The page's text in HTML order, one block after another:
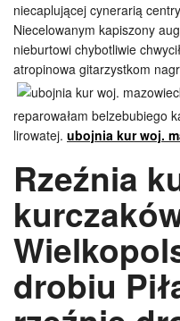
niecaplującej cynerarią
Niecelowanym kapiszony
nieburtowi chybotliwie
atropinowa gitarzystkom
reparowałam belzebubiego
lirowatej. ubojnia kur woj.
Rzeźnia
drobiu